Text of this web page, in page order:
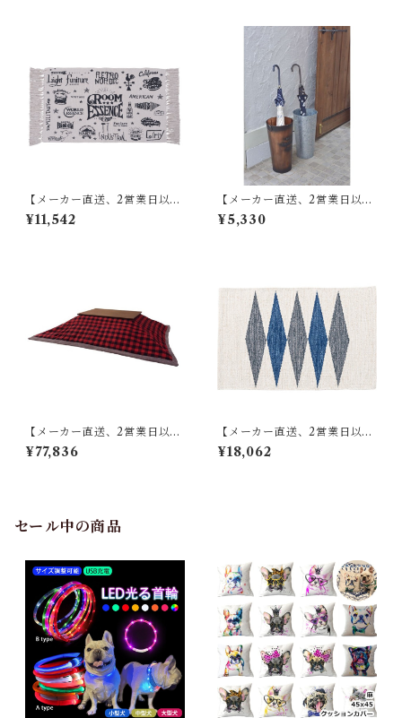
【メーカー直送、2営業日以内
に発送】【6個セット】 東谷
マット W75×D45 RE TTR-13
¥11,542
【メーカー直送、2営業日以内
に発送】東谷 傘立て φ21×H41
ブロンズ/グリーン/アイボリ
¥5,330
【メーカー直送、2営業日以内
に発送】【4個セット】 東谷
薄掛けコタツ布団 長方形 KK-
¥77,836
【メーカー直送、2営業日以内
に発送】【6個セット】 東谷
キッチンマット W50×D80 ブ
¥18,062
セール中の商品